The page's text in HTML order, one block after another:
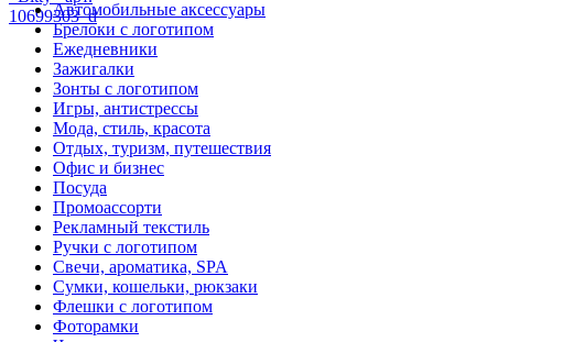
10699303_dАвтомобильные аксессуары
Брелоки с логотипом
Ежедневники
Зажигалки
Зонты с логотипом
Игры, антистрессы
Мода, стиль, красота
Отдых, туризм, путешествия
Офис и бизнес
Посуда
Промоассорти
Рекламный текстиль
Ручки с логотипом
Свечи, ароматика, SPA
Сумки, кошельки, рюкзаки
Флешки с логотипом
Фоторамки